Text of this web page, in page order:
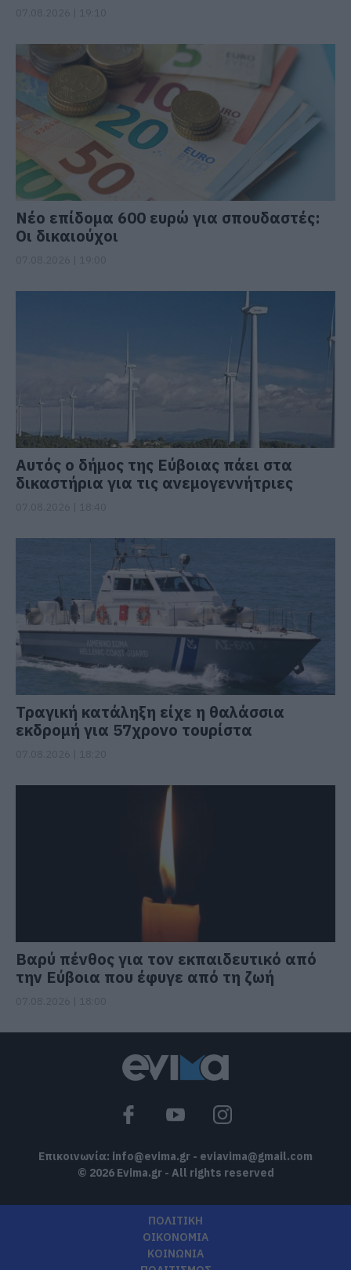
Νέο επίδομα 600 ευρώ για σπουδαστές:
Οι δικαιούχοι
Αυτός ο δήμος της Εύβοιας πάει στα
δικαστήρια για τις ανεμογεννήτριες
Τραγική κατάληξη είχε η θαλάσσια
εκδρομή για 57χρονο τουρίστα
Βαρύ πένθος για τον εκπαιδευτικό από
την Εύβοια που έφυγε από τη ζωή
Επικοινωνία: info@evima.gr - eviavima@gmail.com
© 2026 Evima.gr - All rights reserved
ΠΟΛΙΤΙΚΗ
ΟΙΚΟΝΟΜΙΑ
ΚΟΙΝΩΝΙΑ